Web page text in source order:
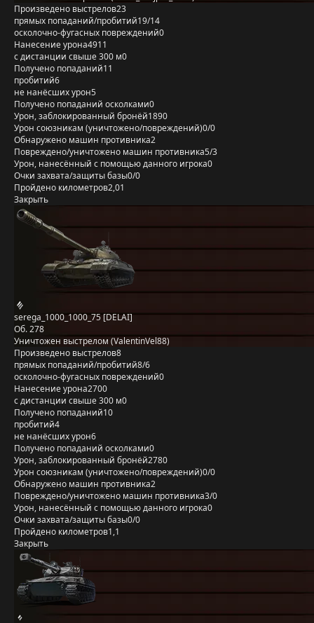
Произведено выстрелов23
прямых попаданий/пробитий19/14
осколочно-фугасных повреждений0
Нанесение урона4911
с дистанции свыше 300 м0
Получено попаданий11
пробитий6
не нанёсших урон5
Получено попаданий осколками0
Урон, заблокированный бронёй1890
Урон союзникам (уничтожено/повреждений)0/0
Обнаружено машин противника2
Повреждено/уничтожено машин противника5/3
Урон, нанесённый с помощью данного игрока0
Очки захвата/защиты базы0/0
Пройдено километров2,01
Закрыть
serega_1000_1000_75 [DELAI]
Об. 278
Уничтожен выстрелом (ValentinVel88)
Произведено выстрелов8
прямых попаданий/пробитий8/6
осколочно-фугасных повреждений0
Нанесение урона2700
с дистанции свыше 300 м0
Получено попаданий10
пробитий4
не нанёсших урон6
Получено попаданий осколками0
Урон, заблокированный бронёй2780
Урон союзникам (уничтожено/повреждений)0/0
Обнаружено машин противника2
Повреждено/уничтожено машин противника3/0
Урон, нанесённый с помощью данного игрока0
Очки захвата/защиты базы0/0
Пройдено километров1,1
Закрыть